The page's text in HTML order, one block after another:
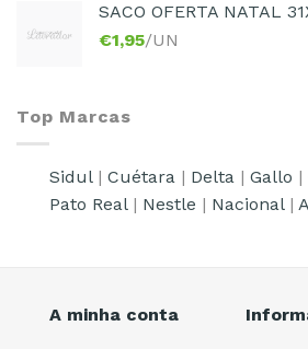
SACO OFERTA NATAL
€1,95/UN
Top Marcas
Sidul| Cuétara | Delta | Gallo |
Pato Real| Nestle | Nacional|
A minha conta